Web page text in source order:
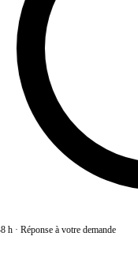
h·Réponse à votre demande